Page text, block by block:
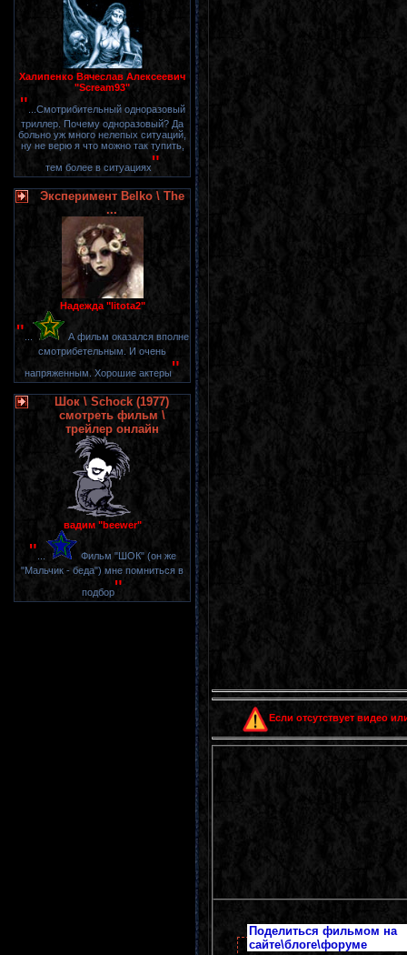
Халипенко Вячеслав Алексеевич
"Scream93"
" ...Смотрибительный одноразовый
триллер. Почему одноразовый? Да
больно уж много нелепых ситуаций,
ну не верю я что можно так тупить,
тем более в ситуациях"
Эксперимент Belko \ The
...
Надежда "litota2"
"
А фильм оказался вполне
смотрибетельным. И очень
напряженным. Хорошие актеры"
Шок \ Schock (1977)
смотреть фильм \
трейлер онлайн
вадим "beewer"
"
Фильм "ШОК" (он же
"Мальчик - беда") мне помниться в
подбор"
Если отсутствует видео
Поделиться фильмом на
сайте\блоге\форуме